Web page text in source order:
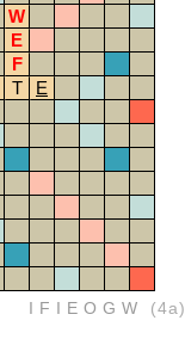
W
E
F
T
E
IFIEOGW (4a)